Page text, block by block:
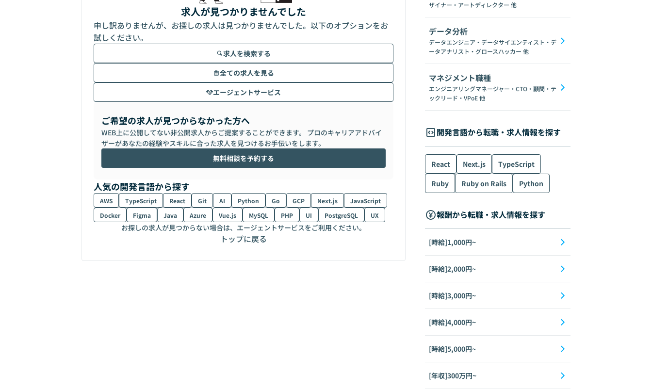
求人が見つかりませんでした
申し訳ありませんが、お探しの求人は見つかりませんでした。以下のオプションをお
試しください。
求人を検索する
全ての求人を見る
エージェントサービス
ご希望の求人が見つからなかった方へ
WEB上に公開してない非公開求人からご提案することができます。 プロのキャリアアドバイ
ザーがあなたの経験やスキルに合った求人を見つけるお手伝いをします。
無料相談を予約する
人気の開発言語から探す
AWS TypeScript React Git AI Python Go GCP Next.js
JavaScript
Docker
Figma Java Azure Vue.js MySQL PHP UI PostgreSQL UX
お探しの求人が見つからない場合は、エージェントサービスをご利用ください。
トップに戻る
ザイナー・アートディレクター 他
データ分析
データエンジニア・データサイエンティスト・デ
ータアナリスト・グロースハッカー 他
マネジメント職種
エンジニアリングマネージャー・CTO・顧問・テ
ックリード・VPoE他
開発言語から転職・求人情報を探す
React Next.js
TypeScript
Ruby
Ruby on Rails Python
報酬から転職・求人情報を探す
[時給]1,000円~
[時給]2,000円~
[時給]3,000円~
[時給]4,000円~
[時給]5,000円~
[年収]300万円~